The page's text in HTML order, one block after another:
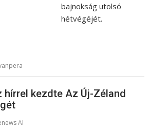
bajnokság utolsó
hétvégéjét.
hírrel kezdte Az Új-Zéland
AI